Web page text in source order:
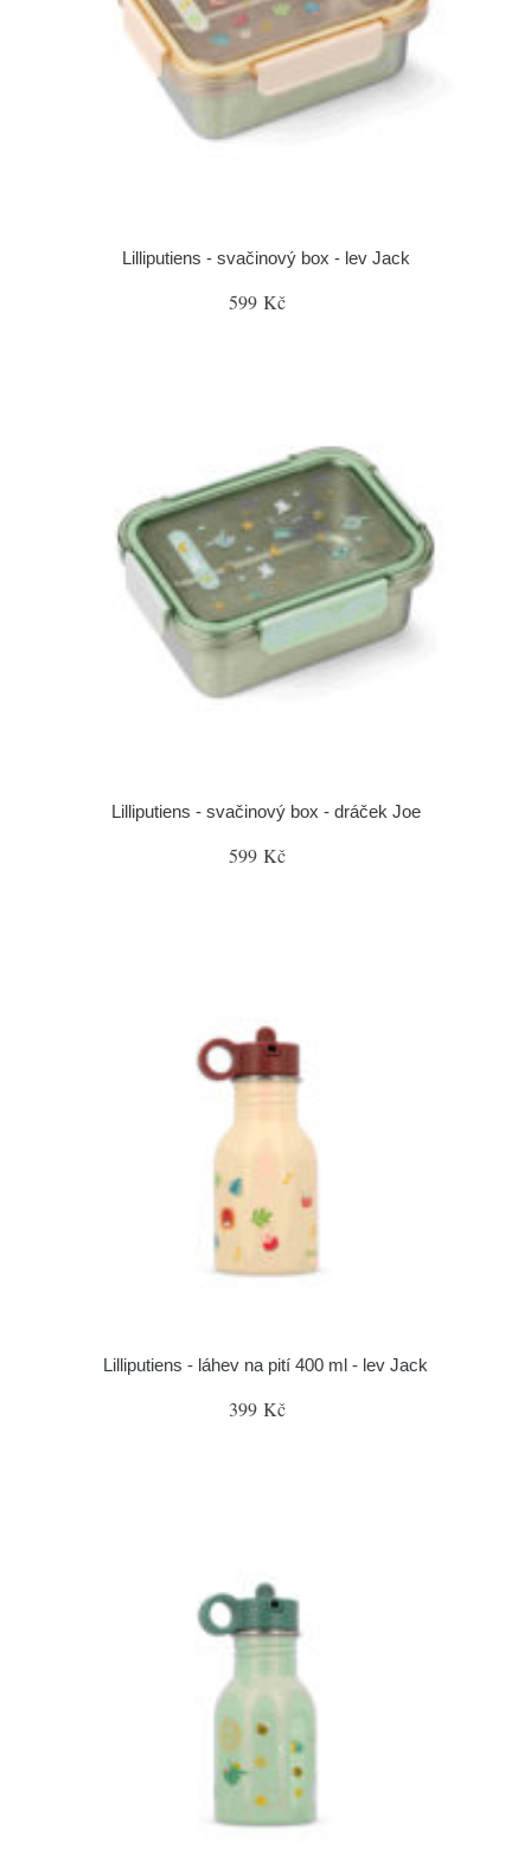
Lilliputiens - svačinový box - lev Jack
599 Kč
Lilliputiens - svačinový box - dráček Joe
599 Kč
Lilliputiens - láhev na pití 400 ml - lev Jack
399 Kč